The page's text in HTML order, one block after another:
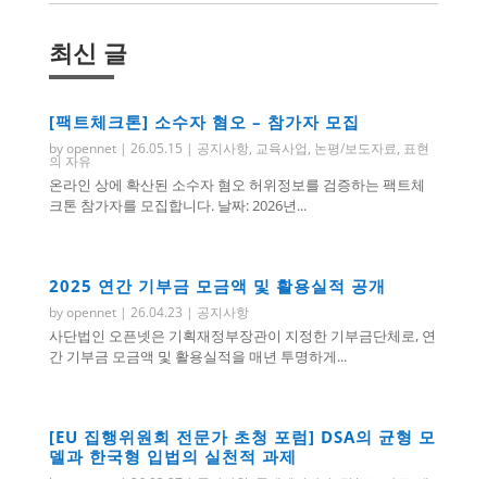
최신 글
[팩트체크톤] 소수자 혐오 – 참가자 모집
byopennet| 26.05.15 | 공지사항, 교육사업, 논평/보도자료, 표현
의 자유
온라인 상에 확산된 소수자 혐오 허위정보를 검증하는 팩트체
크톤 참가자를 모집합니다. 날짜: 2026년...
2025 연간 기부금 모금액 및 활용실적 공개
byopennet| 26.04.23 | 공지사항
사단법인 오픈넷은 기획재정부장관이 지정한 기부금단체로, 연
간 기부금 모금액 및 활용실적을 매년 투명하게...
[EU 집행위원회 전문가 초청 포럼] DSA의 균형 모
델과 한국형 입법의 실천적 과제